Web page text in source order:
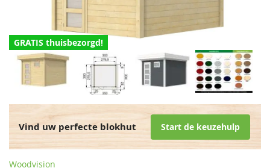
GRATIS thuisbezorgd!
Vind uw perfecte blokhut Start de keuzehulp
Woodvision